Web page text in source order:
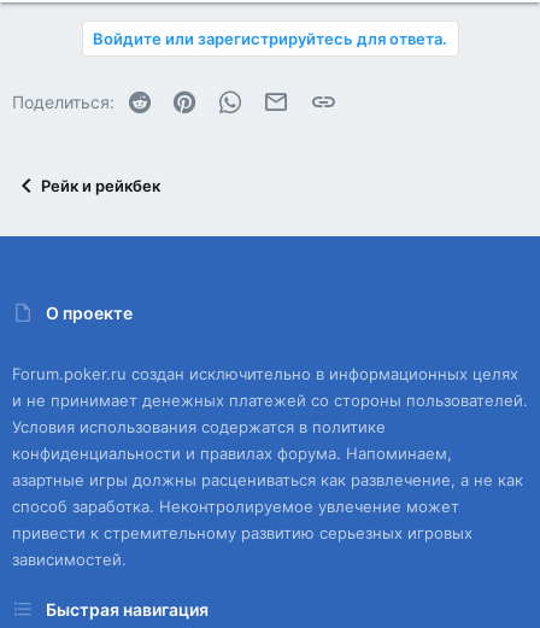
Войдите или зарегистрируйтесь для ответа.
Поделиться: Reddit PinterestWhatsAppЭлектронная почта
Ссылка
Рейк и рейкбек
О проекте
Forum.poker.ru создан исключительно в информационных целях
и не принимает денежных платежей со стороны пользователей.
Условия использования содержатся в политике
конфиденциальности и правилах форума. Напоминаем,
азартные игры должны расцениваться как развлечение, а не как
способ заработка. Неконтролируемое увлечение может
привести к стремительному развитию серьезных игровых
зависимостей.
Быстрая навигация